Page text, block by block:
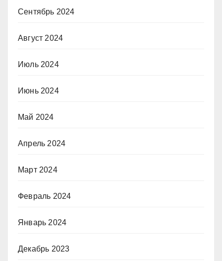
Сентябрь 2024
Август 2024
Июль 2024
Июнь 2024
Май 2024
Апрель 2024
Март 2024
Февраль 2024
Январь 2024
Декабрь 2023